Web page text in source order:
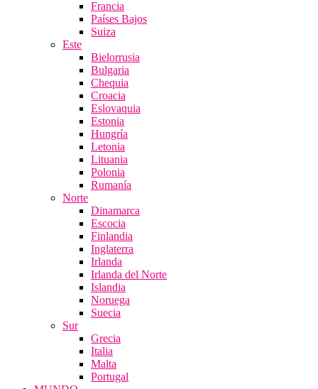
Francia
Países Bajos
Suiza
Este
Bielorrusia
Bulgaria
Chequia
Croacia
Eslovaquia
Estonia
Hungría
Letonia
Lituania
Polonia
Rumanía
Norte
Dinamarca
Escocia
Finlandia
Inglaterra
Irlanda
Irlanda del Norte
Islandia
Noruega
Suecia
Sur
Grecia
Italia
Malta
Portugal